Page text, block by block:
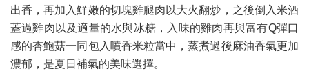
出香，再加入鮮嫩的切塊雞腿肉以大火翻炒，之後倒入米酒
蓋過雞肉以及適量的水與冰糖，入味的雞肉再與富有Q彈口
感的杏鮑菇一同包入噴香米粒當中，蒸煮過後麻油香氣更加
濃郁，是夏日補氣的美味選擇。